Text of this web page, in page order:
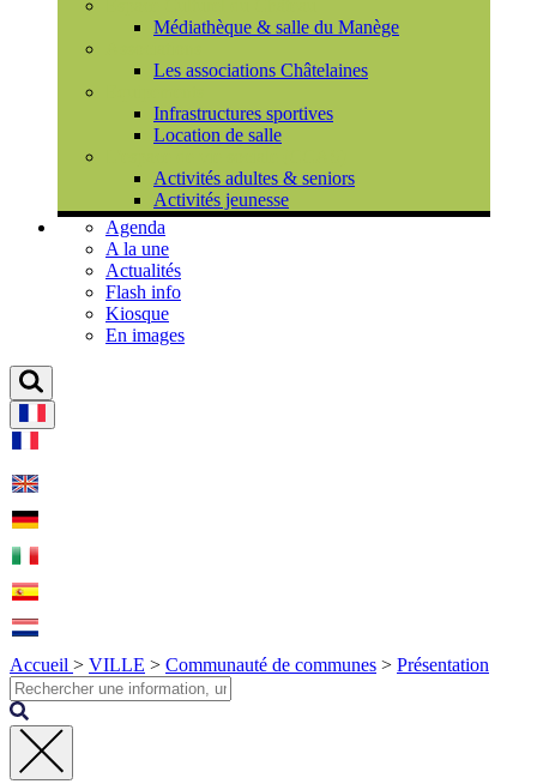
Médiathèque & salle du Manège
Les associations Châtelaines
Infrastructures sportives
Location de salle
Activités adultes & seniors
Activités jeunesse
Agenda
A la une
Actualités
Flash info
Kiosque
En images
Accueil > VILLE > Communauté de communes > Présentation